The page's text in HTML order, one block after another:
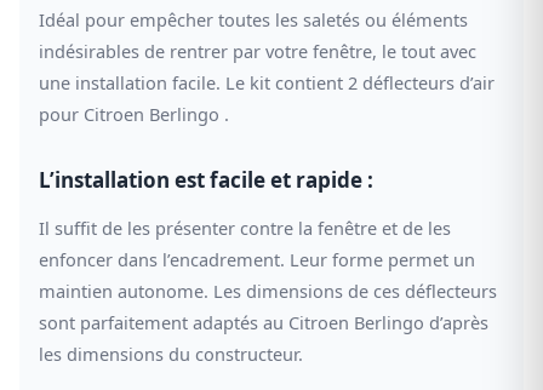
Idéal pour empêcher toutes les saletés ou éléments
indésirables de rentrer par votre fenêtre, le tout avec
une installation facile. Le kit contient 2 déflecteurs d’air
pour Citroen Berlingo .
L’installation est facile et rapide :
Il suffit de les présenter contre la fenêtre et de les
enfoncer dans l’encadrement. Leur forme permet un
maintien autonome. Les dimensions de ces déflecteurs
sont parfaitement adaptés au Citroen Berlingo d’après
les dimensions du constructeur.